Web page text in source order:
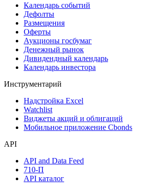
Календарь событий
Дефолты
Размещения
Оферты
Аукционы госбумаг
Денежный рынок
Дивидендный календарь
Календарь инвестора
Инструментарий
Надстройка Excel
Watchlist
Виджеты акций и облигаций
Мобильное приложение Cbonds
API
API and Data Feed
710-П
API каталог